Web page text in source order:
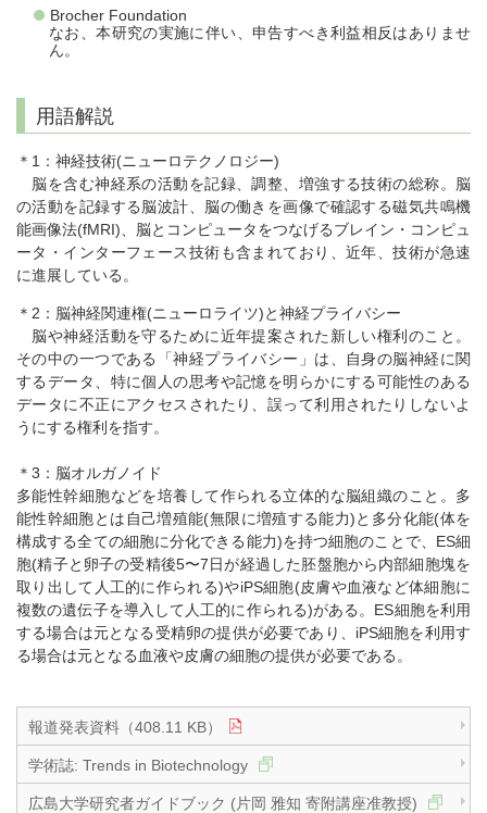
Brocher Foundation
なお、本研究の実施に伴い、申告すべき利益相反はありませ
ん。
用語解説
＊1：神経技術(ニューロテクノロジー)
脳を含む神経系の活動を記録、調整、増強する技術の総称。脳
の活動を記録する脳波計、脳の働きを画像で確認する磁気共鳴機
能画像法(fMRI)、脳とコンピュータをつなげるブレイン・コンピュ
ータ・インターフェース技術も含まれており、近年、技術が急速
に進展している。
＊2：脳神経関連権(ニューロライツ)と神経プライバシー
脳や神経活動を守るために近年提案された新しい権利のこと。
その中の一つである「神経プライバシー」は、自身の脳神経に関
するデータ、特に個人の思考や記憶を明らかにする可能性のある
データに不正にアクセスされたり、誤って利用されたりしないよ
うにする権利を指す。
＊3：脳オルガノイド
多能性幹細胞などを培養して作られる立体的な脳組織のこと。多
能性幹細胞とは自己増殖能(無限に増殖する能力)と多分化能(体を
構成する全ての細胞に分化できる能力)を持つ細胞のことで、ES細
胞(精子と卵子の受精後5〜7日が経過した胚盤胞から内部細胞塊を
取り出して人工的に作られる)やiPS細胞(皮膚や血液など体細胞に
複数の遺伝子を導入して人工的に作られる)がある。ES細胞を利用
する場合は元となる受精卵の提供が必要であり、iPS細胞を利用す
る場合は元となる血液や皮膚の細胞の提供が必要である。
報道発表資料（408.11 KB）
学術誌: Trends in Biotechnology
広島大学研究者ガイドブック (片岡 雅知 寄附講座准教授)